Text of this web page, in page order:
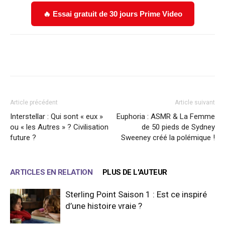
🔥 Essai gratuit de 30 jours Prime Video
Article précédent
Interstellar : Qui sont « eux »
ou « les Autres » ? Civilisation
future ?
Article suivant
Euphoria : ASMR & La Femme
de 50 pieds de Sydney
Sweeney créé la polémique !
ARTICLES EN RELATION PLUS DE L'AUTEUR
Sterling Point Saison 1 : Est ce inspiré
d’une histoire vraie ?